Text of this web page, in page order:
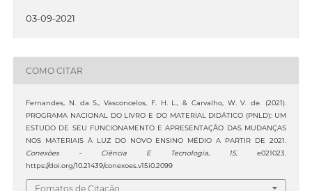
03-09-2021
COMO CITAR
Fernandes, N. da S., Vasconcelos, F. H. L., & Carvalho, W. V. de. (2021).
PROGRAMA NACIONAL DO LIVRO E DO MATERIAL DIDÁTICO (PNLD): UM
ESTUDO DE SEU FUNCIONAMENTO E APRESENTAÇÃO DAS MUDANÇAS
NOS MATERIAIS À LUZ DO NOVO ENSINO MÉDIO A PARTIR DE 2021.
Conexões - Ciência E Tecnologia, 15, e021023.
https://doi.org/10.21439/conexoes.v15i0.2099
Fomatos de Citação